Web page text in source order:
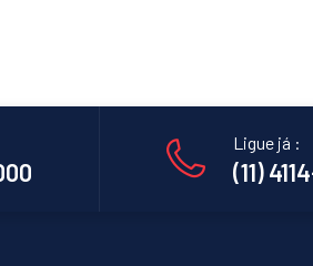
Ligue já :
(11)